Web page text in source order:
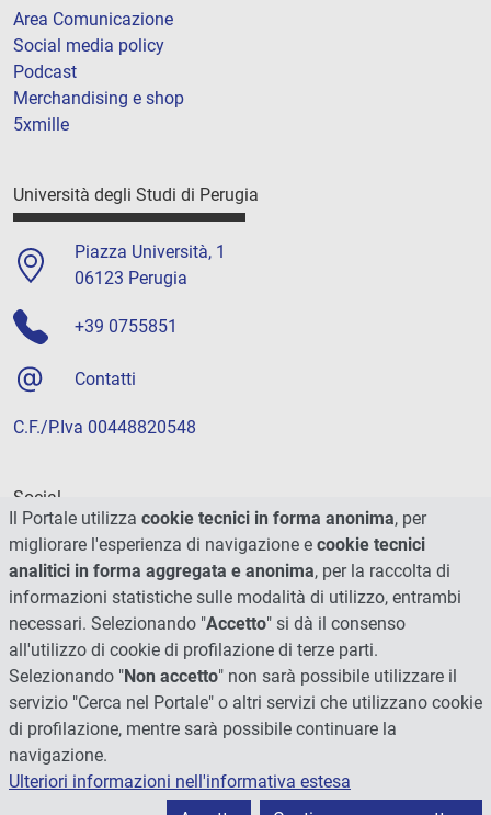
Area Comunicazione
Social media policy
Podcast
Merchandising e shop
5xmille
Università degli Studi di Perugia
Piazza Università, 1
06123 Perugia
+39 0755851
Contatti
C.F./P.Iva 00448820548
Social
Il Portale utilizza cookie tecnici in forma anonima, per
migliorare l'esperienza di navigazione e cookie tecnici
analitici in forma aggregata e anonima, per la raccolta di
informazioni statistiche sulle modalità di utilizzo, entrambi
necessari. Selezionando "Accetto" si dà il consenso
all'utilizzo di cookie di profilazione di terze parti.
Selezionando "Non accetto" non sarà possibile utilizzare il
servizio "Cerca nel Portale" o altri servizi che utilizzano cookie
di profilazione, mentre sarà possibile continuare la
navigazione.
Ulteriori informazioni nell'informativa estesa